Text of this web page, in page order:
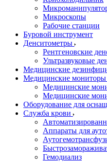
Микроскопы
Рабочие станции
Буровой инструмент
Денситометры
Рентгеновские
Ультразвуковые
Медицинские
Медицинские мониторы
Медицинские
Медицинские
Оборудование для
Служба крови
Аппараты для
Гемодиализ